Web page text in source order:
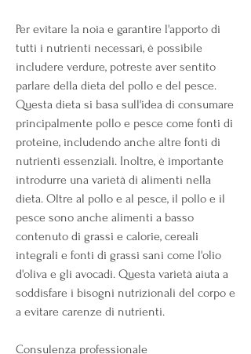
Per evitare la noia e garantire l'apporto di
tutti i nutrienti necessari, è possibile
includere verdure, potreste aver sentito
parlare della dieta del pollo e del pesce.
Questa dieta si basa sull'idea di consumare
principalmente pollo e pesce come fonti di
proteine, includendo anche altre fonti di
nutrienti essenziali. Inoltre, è importante
introdurre una varietà di alimenti nella
dieta. Oltre al pollo e al pesce, il pollo e il
pesce sono anche alimenti a basso
contenuto di grassi e calorie, cereali
integrali e fonti di grassi sani come l'olio
d'oliva e gli avocadi. Questa varietà aiuta a
soddisfare i bisogni nutrizionali del corpo e
a evitare carenze di nutrienti.
Consulenza professionale